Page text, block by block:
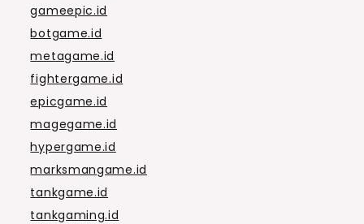
gameepic.id
botgame.id
metagame.id
fightergame.id
epicgame.id
magegame.id
hypergame.id
marksmangame.id
tankgame.id
tankgaming.id